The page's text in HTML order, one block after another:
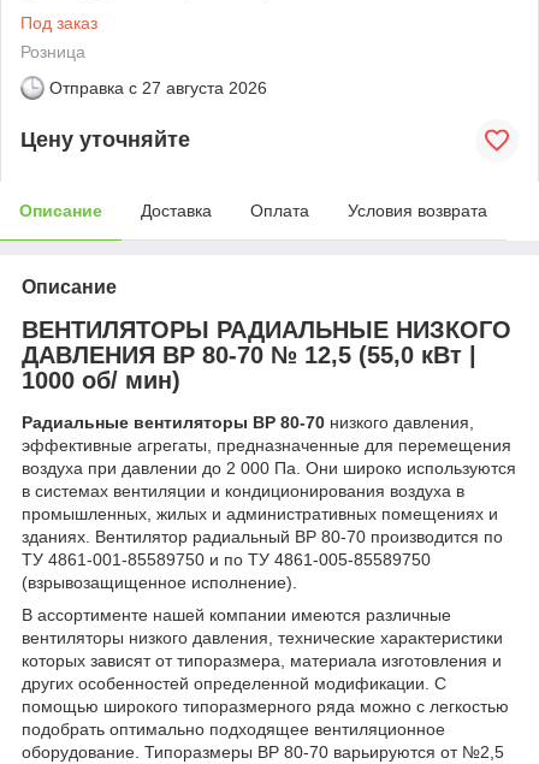
Под заказ
Розница
Отправка с 27 августа 2026
Цену уточняйте
Описание Доставка Оплата Условия возврата
Описание
ВЕНТИЛЯТОРЫ РАДИАЛЬНЫЕ НИЗКОГО
ДАВЛЕНИЯ ВР 80-70 № 12,5 (55,0 кВт |
1000 об/ мин)
Радиальные вентиляторы ВР 80-70 низкого давления,
эффективные агрегаты, предназначенные для перемещения
воздуха при давлении до 2 000 Па. Они широко используются
в системах вентиляции и кондиционирования воздуха в
промышленных, жилых и административных помещениях и
зданиях. Вентилятор радиальный ВР 80-70 производится по
ТУ 4861-001-85589750 и по ТУ 4861-005-85589750
(взрывозащищенное исполнение).
В ассортименте нашей компании имеются различные
вентиляторы низкого давления, технические характеристики
которых зависят от типоразмера, материала изготовления и
других особенностей определенной модификации. С
помощью широкого типоразмерного ряда можно с легкостью
подобрать оптимально подходящее вентиляционное
оборудование. Типоразмеры ВР 80-70 варьируются от №2,5